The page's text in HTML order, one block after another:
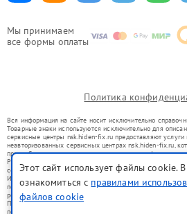
Мы принимаем
все формы оплаты
Политика
Вся информация на сайте носит исключительно
Товарные знаки используются исключительно для
сервисные центры nsk.hiden-fix.ru предоставляют услуги
неавторизованных сервисных центрах nsk.hiden-fix.ru,
правообладателями товарных знаков или их
Ремонт осуществляется для устройств, уже введенных в
со статьей 1487 ГК РФ.
Использование товарных знаков не преследует цели
потребителей в заблуждение, а служит для
ремонту техники указанных брендов.
Представленная на сайте информация не является
положениями Статьи 437(2) Гражданского кодекса РФ
Этот сайт использует файлы cookie.
ознакомиться с правилами
файлов cookie